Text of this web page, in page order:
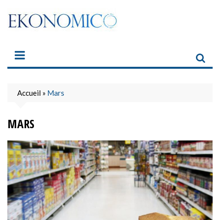
content
Accueil » Mars
MARS